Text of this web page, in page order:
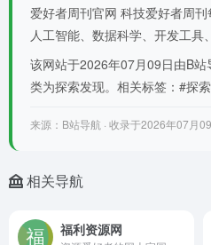
爱好者周刊官网 科技爱好者周刊
人工智能、数据科学、开发工
该网站于2026年07月09日由B
类为探索发现。相关标签：#探
来源：B站导航 · 收录于2026年07月
相关导航
福利资源网